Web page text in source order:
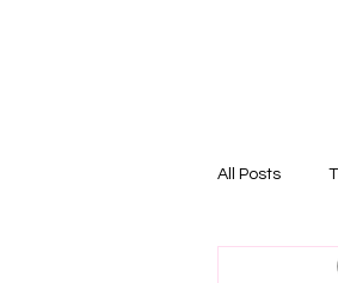
All Posts